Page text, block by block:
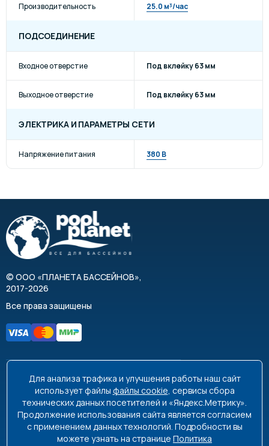
Производительность 25.0 м³/час
ПОДСОЕДИНЕНИЕ
Входное отверстие Под вклейку 63 мм
Выходное отверстие Под вклейку 63 мм
ЭЛЕКТРИКА И ПАРАМЕТРЫ СЕТИ
Напряжение питания 380 В
© ООО «ПЛАНЕТА БАССЕЙНОВ»,
2017-2026
Все права защищены
8 495 663-99-48
8 800 350-99-08
info@poolplanet.ru
г. Москва, проспект Мира, д. 61
Для анализа трафика и улучшения работы наш сайт
использует файлы файлы cookie, сервисы сбора
технических данных посетителей и «Яндекс.Метрику».
Продолжение использования сайта является согласием
с применением данных технологий. Подробности вы
можете узнать на странице Политика